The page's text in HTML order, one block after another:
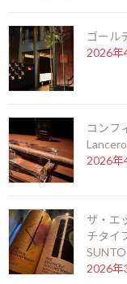
マルスモルテージは
留所限定ボトルで、
甘い印象の香りでア
F
ac
e
b
o
o
X Li
n
カテゴリー
前の記事
ゴール
2026年
コンフ
Lancero
2026年
ザ・エ
チタイ
2026年